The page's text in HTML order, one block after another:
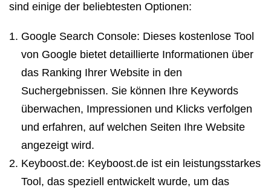
sind einige der beliebtesten Optionen:
Google Search Console: Dieses kostenlose Tool
von Google bietet detaillierte Informationen über
das Ranking Ihrer Website in den
Suchergebnissen. Sie können Ihre Keywords
überwachen, Impressionen und Klicks verfolgen
und erfahren, auf welchen Seiten Ihre Website
angezeigt wird.
Keyboost.de: Keyboost.de ist ein leistungsstarkes
Tool, das speziell entwickelt wurde, um das